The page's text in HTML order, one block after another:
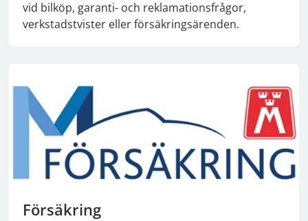
vid bilköp, garanti- och reklamationsfrågor,
verkstadstvister eller försäkringsärenden.
Försäkring